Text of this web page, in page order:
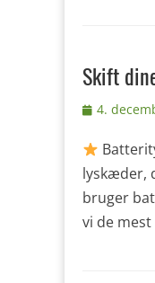
Skift
Udgivet
4.
lyskæder,
bruger
vi de